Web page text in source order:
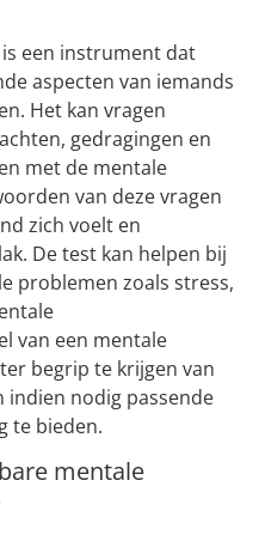
een instrument dat
aspecten van iemands
Het kan vragen
gedragingen en
met de mentale
van deze vragen
zich voelt en
De test kan helpen bij
problemen zoals stress,
van een mentale
begrip te krijgen van
indien nodig passende
te bieden.
mentale